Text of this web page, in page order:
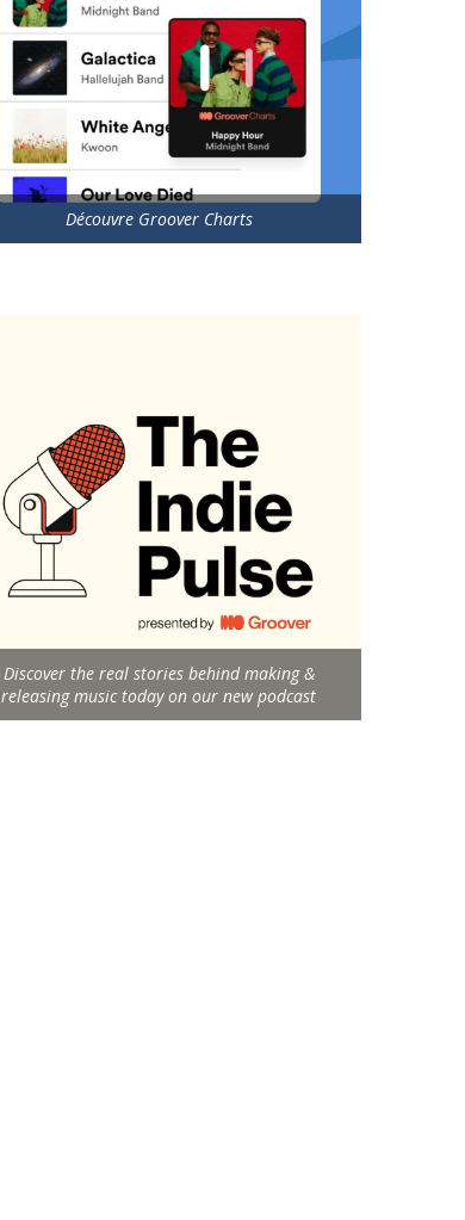
Découvre Groover Charts
Discover the real stories behind making &
releasing music today on our new podcast